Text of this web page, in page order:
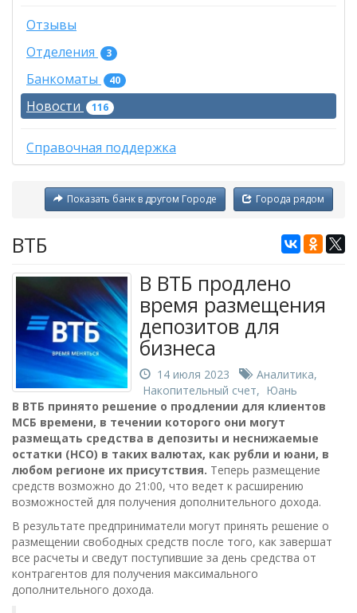
Отзывы
Отделения
3
Банкоматы 40
Новости 116
Справочная поддержка
Города рядом
Показать банк в другом Городе
ВТБ
В ВТБ продлено
время размещения
депозитов для
бизнеса
14 июля 2023 Аналитика,
Накопительный счет, Юань
В ВТБ принято решение о продлении для клиентов
МСБ времени, в течении которого они могут
размещать средства в депозиты и неснижаемые
остатки (НСО) в таких валютах, как рубли и юани, в
любом регионе их присутствия. Теперь размещение
средств возможно до 21:00, что ведет к расширению
возможностей для получения дополнительного дохода.
В результате предприниматели могут принять решение о
размещении свободных средств после того, как завершат
все расчеты и сведут поступившие за день средства от
контрагентов для получения максимального
дополнительного дохода.